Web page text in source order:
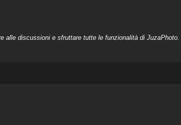
alle discussioni e sfruttare tutte le funzionalità di